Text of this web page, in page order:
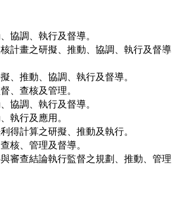
協調、執行及督導。
計畫之研擬、推動、協調、執行及督導
、推動、協調、執行及督導。
、查核及管理。
協調、執行及督導。
執行及應用。
得計算之研擬、推動及執行。
核、管理及督導。
審查結論執行監督之規劃、推動、管理